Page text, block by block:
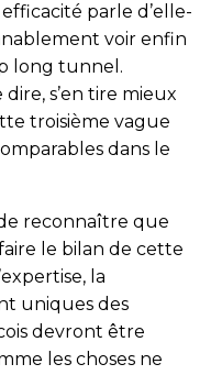
parle d’elle-
voir enfin
long tunnel.
s’en tire mieux
troisième vague
dans le
reconnaître que
le bilan de cette
la
uniques des
devront être
les choses ne